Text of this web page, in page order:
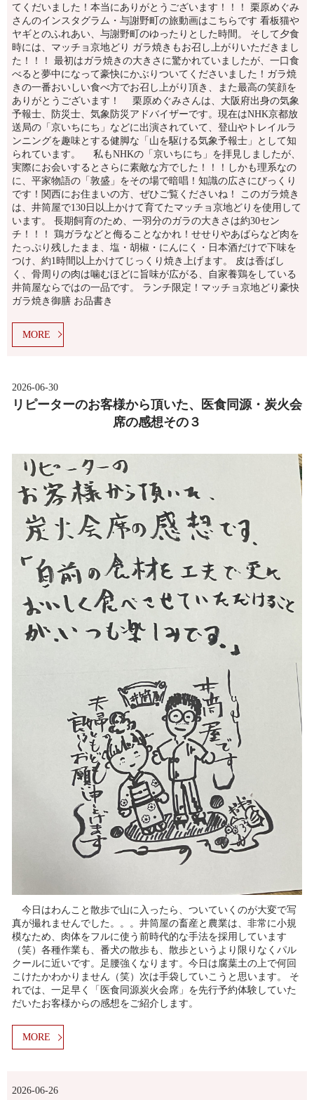
てくだいました！本当にありがとうございます！！！ 栗原めぐみ
さんのインスタグラム・与謝野町の旅動画はこちらです 看板猫や
ヤギとのふれあい、与謝野町のゆったりとした時間。 そして夕食
時には、マッチョ京地どり ガラ焼きもお召し上がりいただきまし
た！！！ 最初はガラ焼きの大きさに驚かれていましたが、一口食
べると夢中になって豪快にかぶりついてくださいました！ガラ焼
きの一番おいしい食べ方でお召し上がり頂き、また最高の笑顔を
ありがとうございます！ 栗原めぐみさんは、大阪府出身の気象
予報士、防災士、気象防災アドバイザーです。現在はNHK京都放
送局の「京いちにち」などに出演されていて、登山やトレイルラ
ンニングを趣味とする健脚な「山を駆ける気象予報士」として知
られています。 私もNHKの「京いちにち」を拝見しましたが、
実際にお会いするとさらに素敵な方でした！！！しかも理系なの
に、平家物語の「敦盛」をその場で暗唱！知識の広さにびっくり
です！関西にお住まいの方、ぜひご覧くださいね！ このガラ焼き
は、井筒屋で130日以上かけて育てたマッチョ京地どりを使用して
います。 長期飼育のため、一羽分のガラの大きさは約30セン
チ！！！ 鶏ガラなどと侮ることなかれ！せせりやあばらなど肉を
たっぷり残したまま、塩・胡椒・にんにく・日本酒だけで下味を
つけ、約1時間以上かけてじっくり焼き上げます。 皮は香ばし
く、骨周りの肉は噛むほどに旨味が広がる、自家養鶏をしている
井筒屋ならではの一品です。 ランチ限定！マッチョ京地どり豪快
ガラ焼き御膳 お品書き
MORE
2026-06-30
リピーターのお客様から頂いた、医食同源・炭火会
席の感想その３
今日はわんこと散歩で山に入ったら、ついていくのが大変で写
真が撮れませんでした。。。井筒屋の畜産と農業は、非常に小規
模なため、肉体をフルに使う前時代的な手法を採用しています
（笑）各種作業も、番犬の散歩も、散歩というより限りなくパル
クールに近いです。足腰強くなります。今日は腐葉土の上で何回
こけたかわかりません（笑）次は手袋していこうと思います。 そ
れでは、一足早く「医食同源炭火会席」を先行予約体験していた
だいたお客様からの感想をご紹介します。
MORE
2026-06-26